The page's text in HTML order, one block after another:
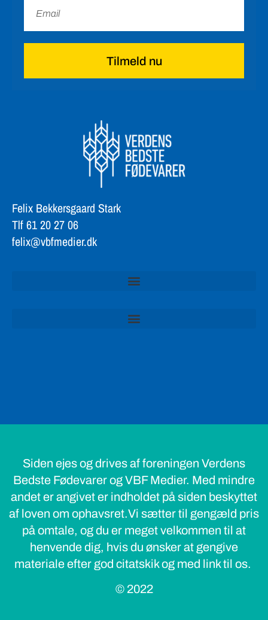
Tilmeld nu
Felix Bekkersgaard Stark
Tlf 61 20 27 06
felix@vbfmedier.dk
Siden ejes og drives af foreningen Verdens
Bedste Fødevarer og VBF Medier. Med mindre
andet er angivet er indholdet på siden beskyttet
af loven om ophavsret.Vi sætter til gengæld pris
på omtale, og du er meget velkommen til at
henvende dig, hvis du ønsker at gengive
materiale efter god citatskik og med link til os.
© 2022